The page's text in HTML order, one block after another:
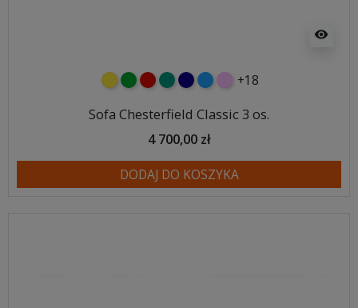
visibility
żółtyzielonyczerwony
turkusowy
granatowy
niebieski
różowy
+18
Sofa Chesterfield Classic 3 os.
4 700,00 zł
DODAJ DO KOSZYKA